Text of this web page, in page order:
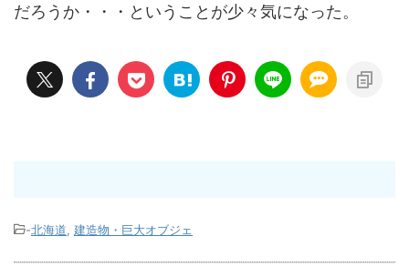
だろうか・・・ということが少々気になった。
-北海道 建造物・巨大オブジェ